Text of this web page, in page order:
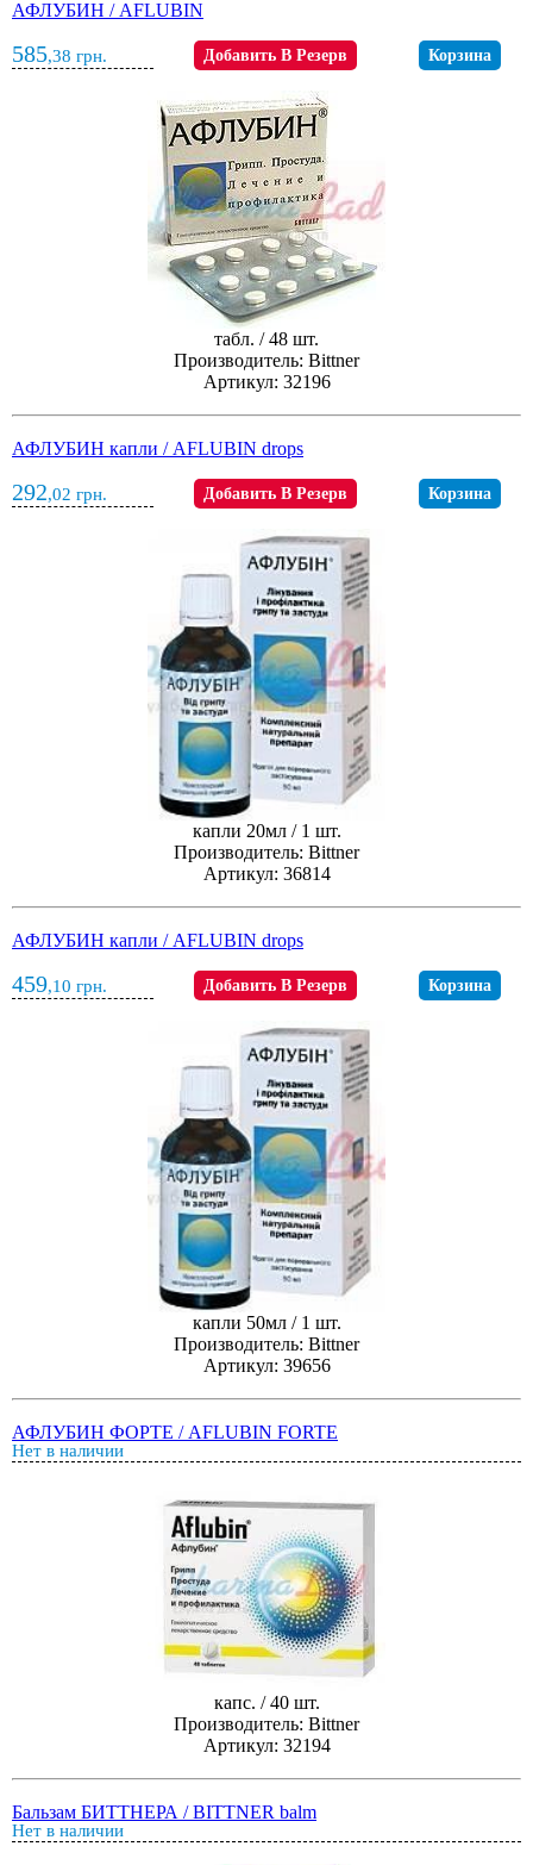
АФЛУБИН / AFLUBIN
585,38 грн. Добавить В Резерв Корзина
табл. / 48 шт.
Производитель: Bittner
Артикул: 32196
АФЛУБИН капли / AFLUBIN drops
292,02 грн. Добавить В Резерв Корзина
капли 20мл / 1 шт.
Производитель: Bittner
Артикул: 36814
АФЛУБИН капли / AFLUBIN drops
459,10 грн. Добавить В Резерв Корзина
капли 50мл / 1 шт.
Производитель: Bittner
Артикул: 39656
АФЛУБИН ФОРТЕ / AFLUBIN FORTE
Нет в наличии
капс. / 40 шт.
Производитель: Bittner
Артикул: 32194
Бальзам БИТТНЕРА / BITTNER balm
Нет в наличии